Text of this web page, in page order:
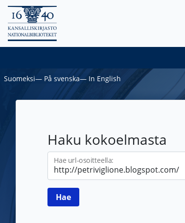
Suomeksi― På svenska― In English
Haku kokoelmasta
Hae url-osoitteella: